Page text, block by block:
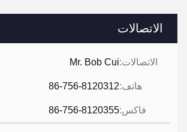
الاتصالات
الاتصالات:Mr. Bob Cui
هاتف:86-756-8120312
فاكس:86-756-8120355